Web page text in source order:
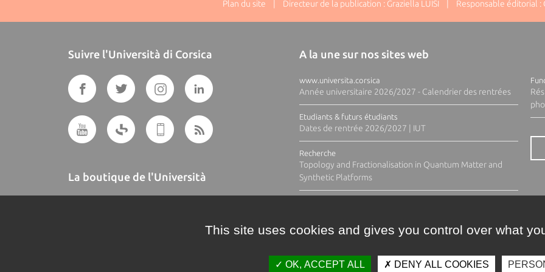
Plan du site | Directeur de la publication : Graziella LUISI | Responsable éditorial :
Suivre l'Università di Corsica
La boutique de l'Università
A la une sur nos sites web
www.universita.corsica
Année universitaire 2026/2027 - Calendrier des rentrées
Etudiants & futurs étudiants
Dates de rentrée 2026/2027 | IUT
Recherche
Topology and Fractionalisation in Quantum Matter and
Synthetic Platforms
This site uses cookies and gives you control over what
OK, ACCEPT ALL DENY ALL COOKIES